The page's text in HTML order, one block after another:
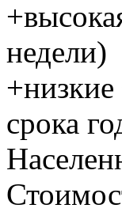
недели)
срока